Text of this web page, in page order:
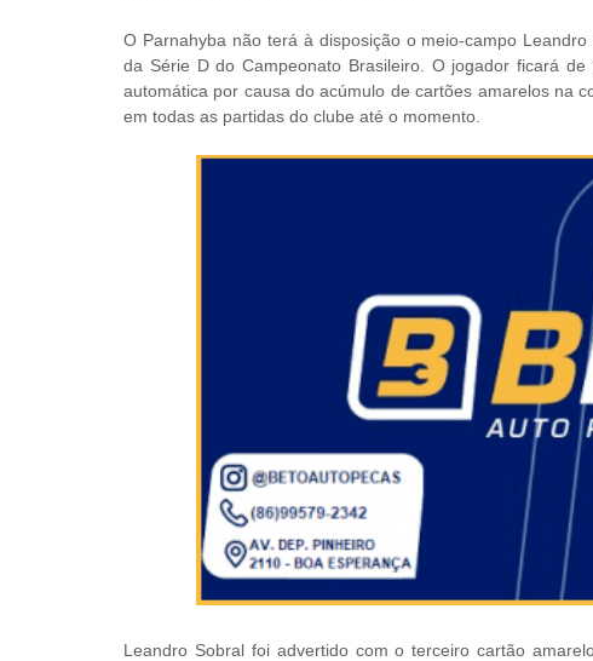
O Parnahyba não terá à disposição o meio-campo
da Série D do Campeonato Brasileiro. O jogador ficará
automática por causa do acúmulo de cartões amarelos na
em todas as partidas do clube até o momento.
Leandro Sobral foi advertido com o terceiro cartão